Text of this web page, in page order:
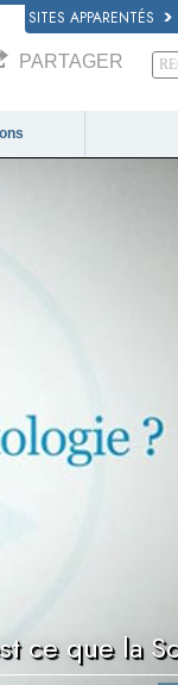
SITES APPARENTÉS
PARTAGER
ce que la